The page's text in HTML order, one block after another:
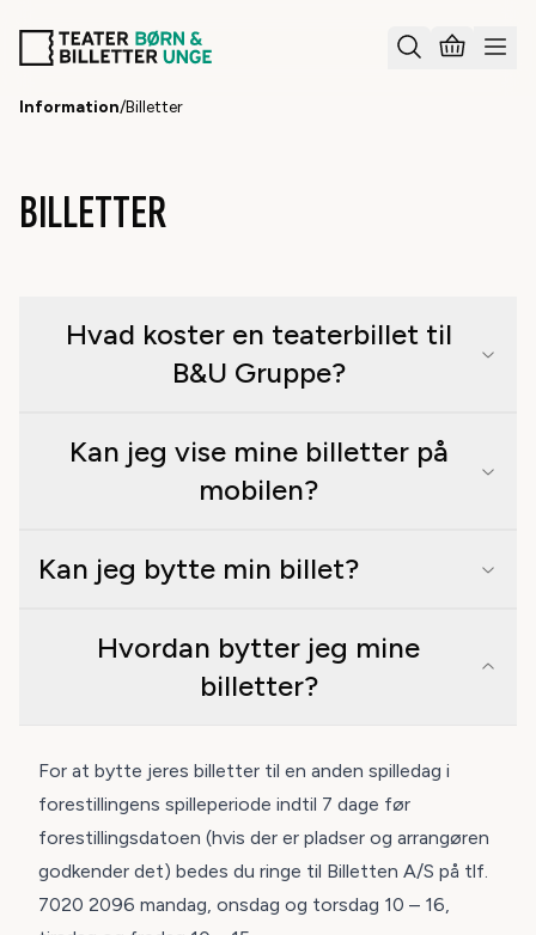
Information/Billetter
BILLETTER
Hvad koster en teaterbillet til
B&U Gruppe?
Kan jeg vise mine billetter på
mobilen?
Kan jeg bytte min billet?
Hvordan bytter jeg mine
billetter?
For at bytte jeres billetter til en anden spilledag i
forestillingens spilleperiode indtil 7 dage før
forestillingsdatoen (hvis der er pladser og arrangøren
godkender det) bedes du ringe til Billetten A/S på tlf.
7020 2096 mandag, onsdag og torsdag 10 – 16,